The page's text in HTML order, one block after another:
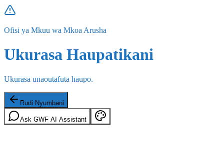
Ofisi ya Mkuu wa Mkoa Arusha
Ukurasa Haupatikani
Ukurasa unaoutafuta haupo.
Rudi Nyumbani
Ask GWF AI Assistant